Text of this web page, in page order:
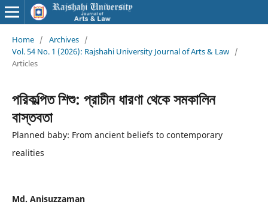
Home / Archives /
Vol. 54 No. 1 (2026): Rajshahi University Journal of Arts & Law /
Articles
পরিকল্পিত শিশু: প্রাচীন ধারণা থেকে সমকালিন
বাস্তবতা
Planned baby: From ancient beliefs to contemporary
realities
Md. Anisuzzaman